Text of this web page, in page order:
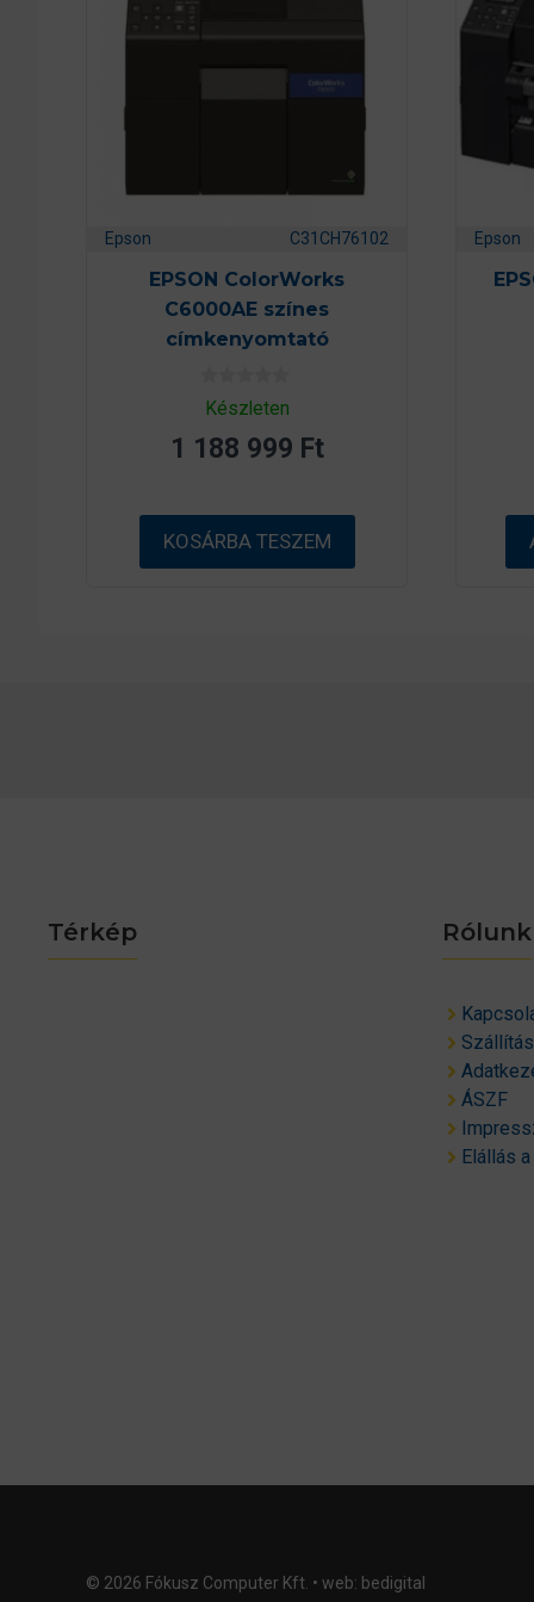
Epson C31CH76102
EPSON ColorWorks
C6000AE színes
címkenyomtató
0
a
l
Készleten
1 188 999 Ft
KOSÁRBA TESZEM
Epson
Térkép Rólunk
ÁSZF
Elállás
© 2026 Fókusz Computer Kft. • web: bedigital